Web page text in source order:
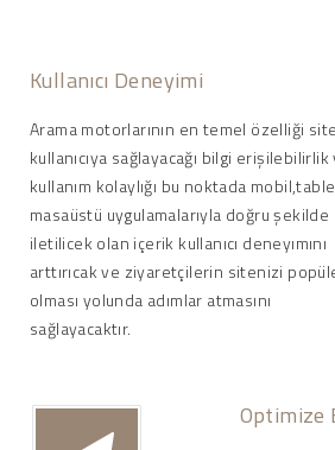
Kullanıcı Deneyimi
Arama motorlarının en temel özelliği
kullanıcıya sağlayacağı bilgi erişilebilirlik
kullanım kolaylığı bu noktada
masaüstü uygulamalarıyla doğru şekilde
iletilicek olan içerik kullanıcı deneyımını
arttırıcak ve ziyaretçilerin sitenizi
olması yolunda adımlar atmasını
sağlayacaktır.
Optimize